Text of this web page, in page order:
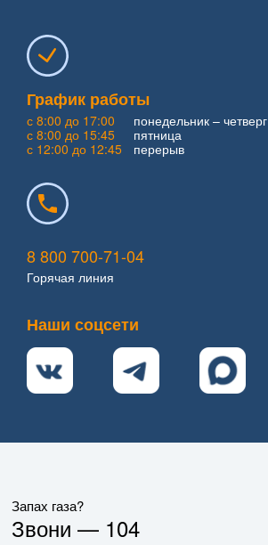
График работы
с 8:00 до 17:00
понедельник – четверг
с 8:00 до 15:45
пятница
с 12:00 до 12:45
перерыв
8 800 700-71-04
Горячая линия
Наши соцсети
Запах газа?
Звони — 104